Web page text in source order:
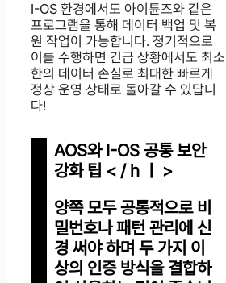
I-OS 환경에서도 아이튠즈와 같은
프로그램을 통해 데이터 백업 및 복
원 작업이 가능합니다. 정기적으로
이를 수행하면 긴급 상황에서도 최소
한의 데이터 손실로 최대한 빠르게
정상 운영 상태로 돌아갈 수 있답니
다!
AOS와 I-OS 공통 보안
강화 팁 < / h ㅣ >
양쪽 모두 공통적으로 비
밀번호나 패턴 관리에 신
경 써야 하며 두 가지 이
상의 인증 방식을 결합하